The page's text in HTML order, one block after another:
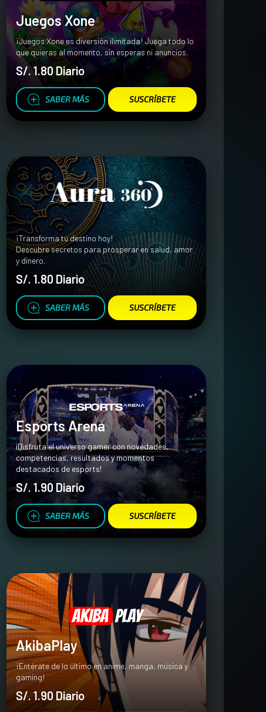
Juegos Xone
¡Juegos Xone es diversión ilimitada! Juega todo lo
que quieras al momento, sin esperas ni anuncios.
S/. 1.80 Diario
SABER MÁS SUSCRÍBETE
¡Transforma tu destino hoy!
Descubre secretos para prosperar en salud, amor
y dinero.
S/. 1.80 Diario
SABER MÁS SUSCRÍBETE
Esports Arena
¡Disfruta el universo gamer con novedades,
competencias, resultados y momentos
destacados de esports!
S/. 1.90 Diario
SABER MÁS SUSCRÍBETE
AkibaPlay
¡Entérate de lo último en anime, manga, música y
gaming!
S/. 1.90 Diario